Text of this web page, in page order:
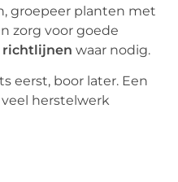
groepeer planten met
zorg voor goede
richtlijnen waar nodig.
eerst, boor later. Een
herstelwerk